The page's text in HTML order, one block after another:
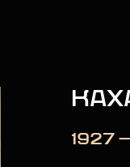
1927